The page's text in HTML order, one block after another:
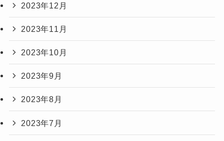
2023年12月
2023年11月
2023年10月
2023年9月
2023年8月
2023年7月